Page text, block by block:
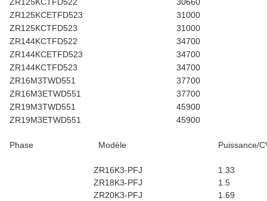
ZR125KCETFD523
31000
ZR125KCTFD523
31000
ZR144KCTFD522
34700
ZR144KCETFD523
34700
ZR144KCTFD523
34700
ZR16M3TWD551
37700
ZR16M3ETWD551
37700
ZR19M3TWD551
45900
ZR19M3ETWD551
45900
Phase Modèle Puissance/
ZR16K3-PFJ
1.33
ZR18K3-PFJ
1.5
ZR20K3-PFJ
1.69